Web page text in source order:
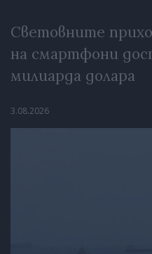
Световните
на смартфони
милиарда долара
3.08.2026